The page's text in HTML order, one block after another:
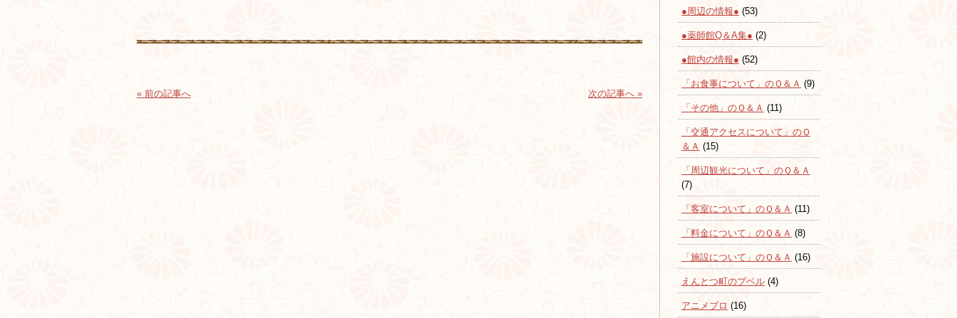
« 前の記事へ 次の記事へ »
●周辺の情報● (53)
●薬師館Q＆A集● (2)
●館内の情報● (52)
「お食事について」のＱ＆Ａ (9)
「その他」のＱ＆Ａ (11)
「交通アクセスについて」のＱ
＆Ａ (15)
「周辺観光について」のＱ＆Ａ
(7)
「客室について」のＱ＆Ａ (11)
「料金について」のＱ＆Ａ (8)
「施設について」のＱ＆Ａ (16)
えんとつ町のプペル (4)
アニメブロ (16)